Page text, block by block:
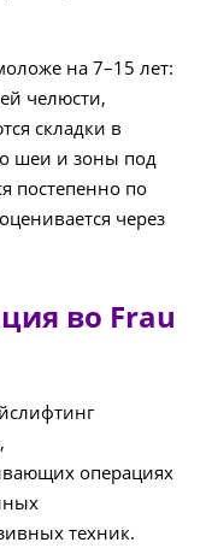
на 7–15 лет:
челюсти,
складки в
шеи и зоны под
постепенно по
через
во Frau
операциях
техник.